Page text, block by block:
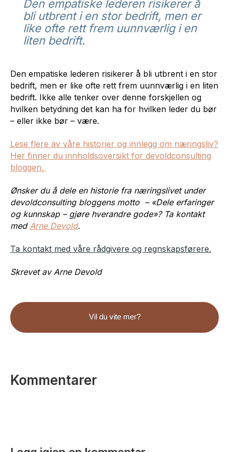
Den empatiske lederen risikerer å
bli utbrent i en stor bedrift, men er
like ofte rett frem uunnværlig i en
liten bedrift.
Den empatiske lederen risikerer å bli utbrent i en stor
bedrift, men er like ofte rett frem uunnværlig i en liten
bedrift. Ikke alle tenker over denne forskjellen og
hvilken betydning det kan ha for hvilken leder du bør
– eller ikke bør – være.
Lese flere av våre historier og innlegg om næringsliv?
Her finner du innholdsoversikt for devoldconsulting
bloggen.
Ønsker du å dele en historie fra næringslivet under
devoldconsulting bloggens motto – «Dele erfaringer
og kunnskap – gjøre hverandre gode»? Ta kontakt
medArne Devold.
Ta kontakt med våre rådgivere og regnskapsførere.
Skrevet av Arne Devold
Vil du vite mer?
Kommentarer